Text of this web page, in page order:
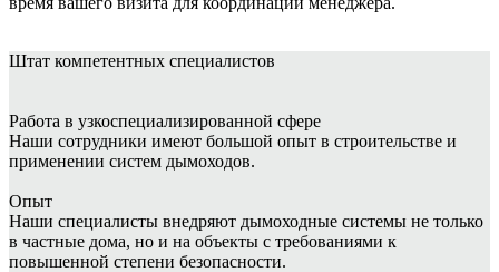
Штат компетентных специалистов
Работа в узкоспециализированной сфере
Наши сотрудники имеют большой опыт в строительстве и
применении систем дымоходов.
Опыт
Наши специалисты внедряют дымоходные системы не только
в частные дома, но и на объекты с требованиями к
повышенной степени безопасности.